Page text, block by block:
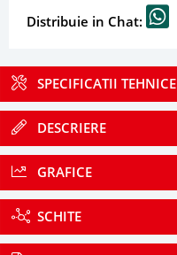
Distribuie in Chat:
SPECIFICATII TEHNICE
DESCRIERE
GRAFICE
SCHITE